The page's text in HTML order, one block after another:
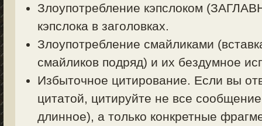
Злоупотребление кэпслоком
кэпслока в заголовках.
Злоупотребление смайликами
смайликов подряд) и их бездумное
Избыточное цитирование. Если вы
цитатой, цитируйте не все
длинное), а только конкретные